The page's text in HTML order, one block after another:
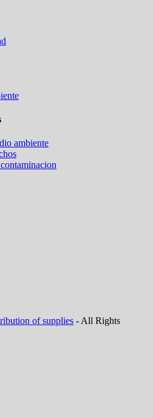
ambiente
of supplies - All Rights